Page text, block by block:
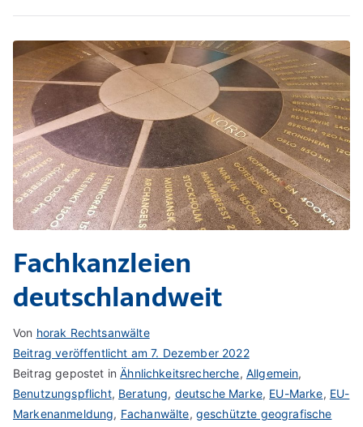
Fachkanzleien
deutschlandweit
Von horak Rechtsanwälte
Beitrag veröffentlicht am7. Dezember 2022
Beitrag gepostet inÄhnlichkeitsrecherche, Allgemein,
Benutzungspflicht, Beratung, deutsche Marke, EU-Marke, EU-
Markenanmeldung, Fachanwälte, geschützte geografische